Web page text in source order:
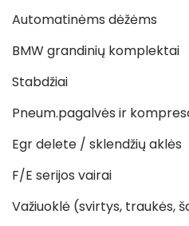
Automatinėms dėžėms
BMW grandinių komplektai
Stabdžiai
Pneum.pagalvės ir
Egr delete / sklendžių aklės
F/E serijos vairai
Važiuoklė (svirtys, traukės,